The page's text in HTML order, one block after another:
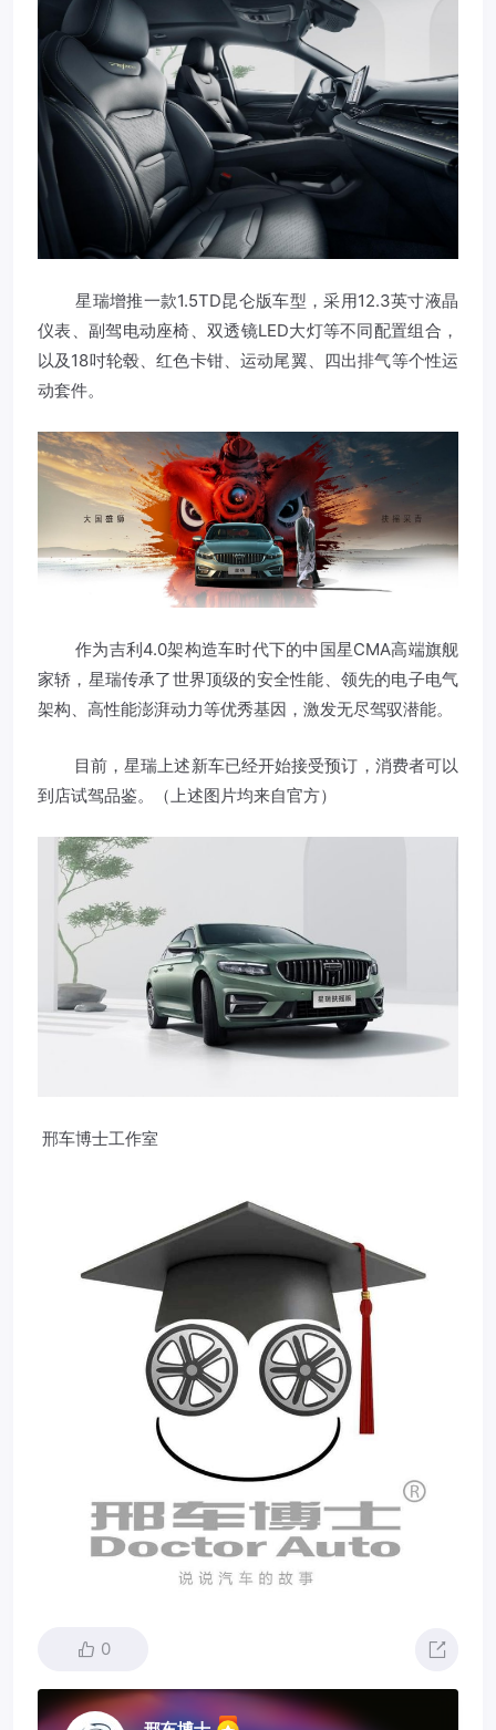
星瑞增推一款1.5TD昆仑版车型，采用12.3英寸液晶
仪表、副驾电动座椅、双透镜LED大灯等不同配置组合，
以及18吋轮毂、红色卡钳、运动尾翼、四出排气等个性运
动套件。
作为吉利4.0架构造车时代下的中国星CMA高端旗舰
家轿，星瑞传承了世界顶级的安全性能、领先的电子电气
架构、高性能澎湃动力等优秀基因，激发无尽驾驭潜能。
目前，星瑞上述新车已经开始接受预订，消费者可以
到店试驾品鉴。（上述图片均来自官方）
邢车博士工作室
0